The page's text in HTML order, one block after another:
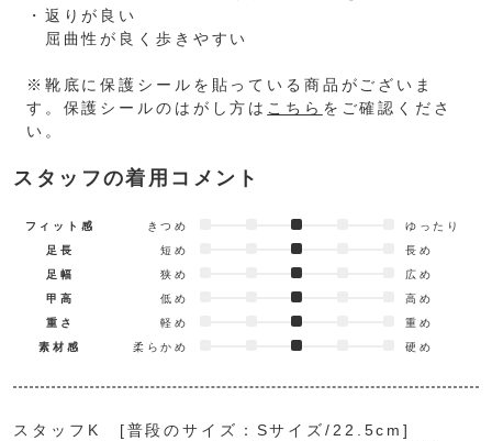
・返りが良い
屈曲性が良く歩きやすい
※靴底に保護シールを貼っている商品がございま
す。保護シールのはがし方は こちら をご確認くださ
い。
スタッフの着用コメント
フィット感 きつめ
ゆったり
足長
短め
長め
足幅
狭め
広め
甲高
低め
高め
重さ
軽め
重め
素材感
柔らかめ 硬め
スタッフK [普段のサイズ：Sサイズ/22.5cm]